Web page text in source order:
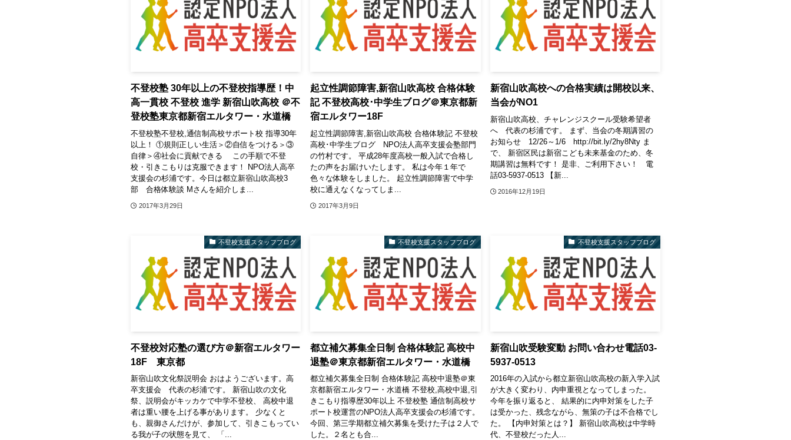
不登校塾 30年以上の不登校指導歴！中
高一貫校 不登校 進学 新宿山吹高校 ＠不
登校塾東京都新宿エルタワー・水道橋
不登校塾不登校,通信制高校サポート校 指導30年
以上！ ①規則正しい生活＞②自信をつける＞③
自律＞④社会に貢献できる この手順で不登
校・引きこもりは克服できます！ NPO法人高卒
支援会の杉浦です。今日は都立新宿山吹高校3
部 合格体験談 Mさんを紹介しま...
2017年3月29日
起立性調節障害,新宿山吹高校 合格体験
記 不登校高校･中学生ブログ＠東京都新
宿エルタワー18F
起立性調節障害,新宿山吹高校 合格体験記 不登校
高校･中学生ブログ NPO法人高卒支援会塾部門
の竹村です。 平成28年度高校一般入試で合格し
たの声をお届けいたします。 私は今年１年で
色々な体験をしました。 起立性調節障害で中学
校に通えなくなってしま...
2017年3月9日
新宿山吹高校への合格実績は開校以来、
当会がNO1
新宿山吹高校、チャレンジスクール受験希望者
へ 代表の杉浦です。 まず、当会の冬期講習の
お知らせ 12/26～1/6 http://bit.ly/2hy8Nty ま
で、 新宿区民は新宿こども未来基金のため、冬
期講習は無料です！ 是非、ご利用下さい！ 電
話03-5937-0513 【新...
2016年12月19日
不登校支援スタッフブログ
不登校対応塾の選び方＠新宿エルタワー
18F 東京都
新宿山吹文化祭説明会 おはようございます。高
卒支援会 代表の杉浦です。 新宿山吹の文化
祭、説明会がキッカケで中学不登校、 高校中退
者は重い腰を上げる事があります。 少なくと
も、親御さんだけが、参加して、引きこもってい
る我が子の状態を見て、 「...
不登校支援スタッフブログ
都立補欠募集全日制 合格体験記 高校中
退塾＠東京都新宿エルタワー・水道橋
都立補欠募集全日制 合格体験記 高校中退塾＠東
京都新宿エルタワー・水道橋 不登校,高校中退,引
きこもり指導歴30年以上 不登校塾 通信制高校サ
ポート校運営のNPO法人高卒支援会の杉浦です。
今回、第三学期都立補欠募集を受けた子は２人で
した。２名とも合...
不登校支援スタッフブログ
新宿山吹受験変動 お問い合わせ電話03-
5937-0513
2016年の入試から都立新宿山吹高校の新入学入試
が大きく変わり、内申重視となってしまった。
今年を振り返ると、 結果的に内申対策をした子
は受かった、残念ながら、無策の子は不合格でし
た。 【内申対策とは？】 新宿山吹高校は中学時
代、不登校だった人...